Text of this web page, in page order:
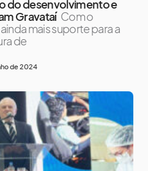
do desenvolvimento e
Gravataí Com o
mais suporte para a
de
de 2024